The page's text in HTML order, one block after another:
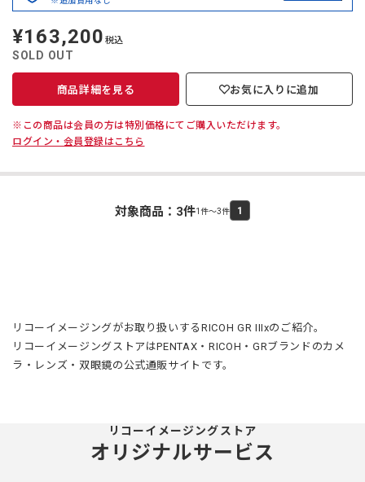
定
価
¥163,200 税込
SOLD OUT
商品詳細を見る お気に入りに追加
※この商品は会員の方は特別価格にてご購入いただけます。
ログイン・会員登録はこちら
対象商品： 3件1件～3件 1
リコーイメージングがお取り扱いするRICOH GR IIIxのご紹介。
リコーイメージングストアはPENTAX・RICOH・GRブランドのカメ
ラ・レンズ・双眼鏡の公式通販サイトです。
リコーイメージングストア
オリジナルサービス